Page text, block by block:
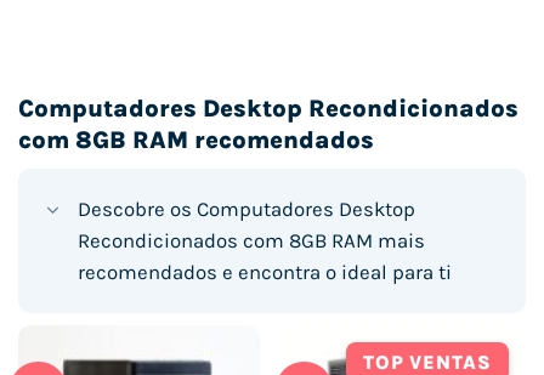
Computadores Desktop Recondicionados
com 8GB RAM recomendados
Descobre os Computadores Desktop
Recondicionados com 8GB RAM mais
recomendados e encontra o ideal para ti
TOP VENTAS